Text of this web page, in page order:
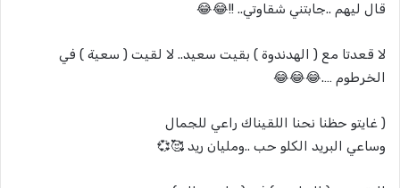
قال ليهم ..جابتني شقاوتي.. !!😂😂
لا قعدتا مع ( الهدندوة ) بقيت سعيد.. لا لقيت ( سعية ) في
الخرطوم ….😂😂😂
( غايتو حظنا نحنا اللقيناك راعي للجمال
وساعي البريد الكلو حب ..ومليان ريد 🥰💞